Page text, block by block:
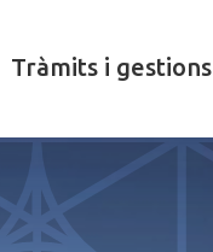
Tràmits i gestions